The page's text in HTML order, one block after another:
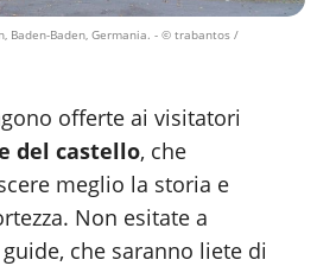
Baden-Baden, Germania. - © trabantos /
offerte ai visitatori
del castello, che
meglio la storia e
Non esitate a
che saranno liete di